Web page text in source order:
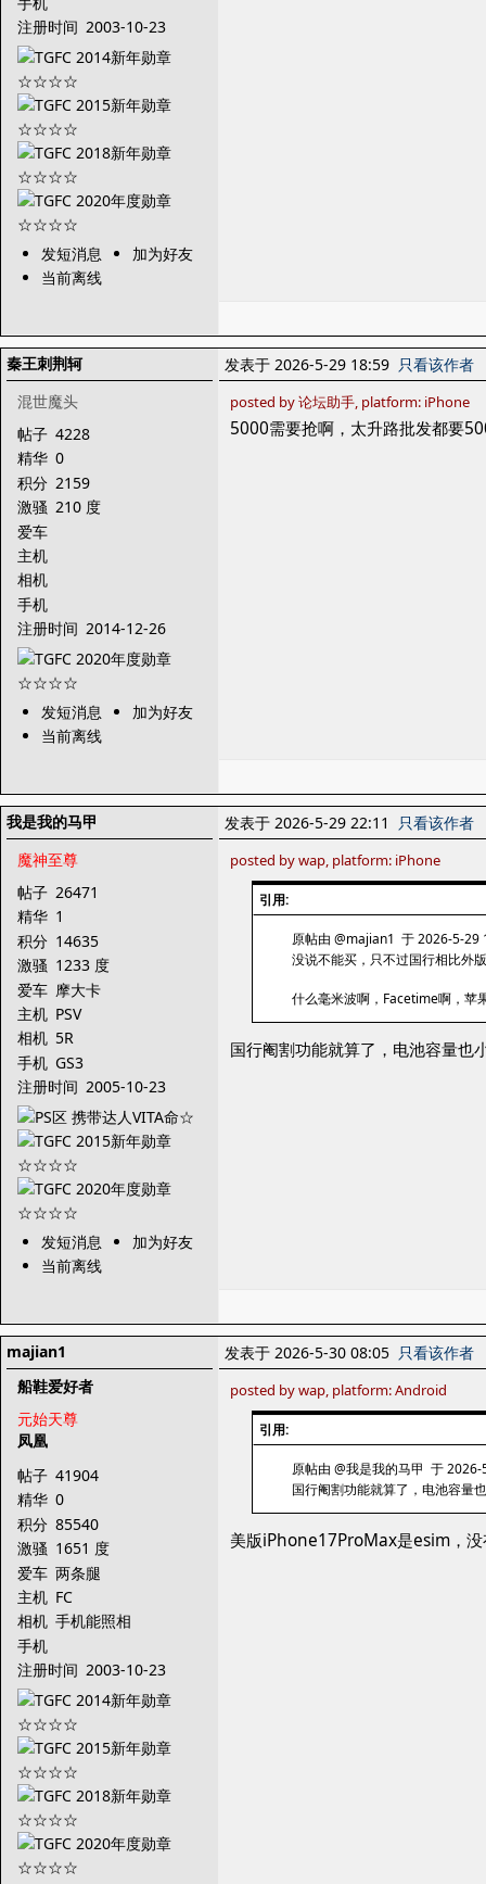
注册时间 2003-10-23
发短消息
加为好友
当前离线
秦王刺荆轲
混世魔头
帖子 4228
精华 0
积分 2159
激骚 210 度
爱车
主机
相机
手机
注册时间 2014-12-26
发短消息
加为好友
当前离线
发表于 2026-5-29 18:59 只看该作者
posted by 论坛助手, platform: iPhone
5000需要抢啊，太升路批发都要
我是我的马甲
魔神至尊
帖子 26471
精华 1
积分 14635
激骚 1233 度
爱车 摩大卡
主机 PSV
相机 5R
手机 GS3
注册时间 2005-10-23
发短消息
加为好友
当前离线
发表于 2026-5-29 22:11 只看该作者
posted by wap, platform: iPhone
引用:
原帖由 @majian1 于 2026-5-29
没说不能买，只不过国行相比外
什么毫米波啊，Facetime啊，苹
国行阉割功能就算了，电池容量也
majian1
船鞋爱好者
元始天尊
凤凰
帖子 41904
精华 0
积分 85540
激骚 1651 度
爱车 两条腿
主机 FC
相机 手机能照相
手机
注册时间 2003-10-23
发表于 2026-5-30 08:05 只看该作者
posted by wap, platform: Android
引用:
原帖由 @我是我的马甲 于
国行阉割功能就算了，电池容量
美版iPhone17ProMax是esim，没